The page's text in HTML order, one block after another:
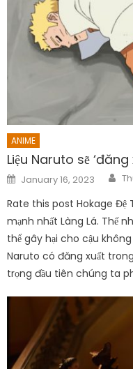
ANIME
Liệu Naruto sẽ
Posted
on
January 16, 2023
Rate this post Hokage Đệ
mạnh nhất Làng Lá. Thế
thể gây hại cho cậu
Naruto có đăng xuất
trọng đầu tiên chúng ta